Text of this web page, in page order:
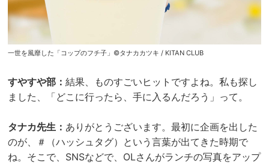
一世を風靡した「コップのフチ子」©タナカカツキ / KITAN CLUB
すやすや部：結果、ものすごいヒットですよね。私も探し
ました、「どこに行ったら、手に入るんだろう」って。
タナカ先生： ありがとうございます。最初に企画を出した
のが、＃（ハッシュタグ）という言葉が出てきた時期で
ね。そこで、SNSなどで、OLさんがランチの写真をアップ